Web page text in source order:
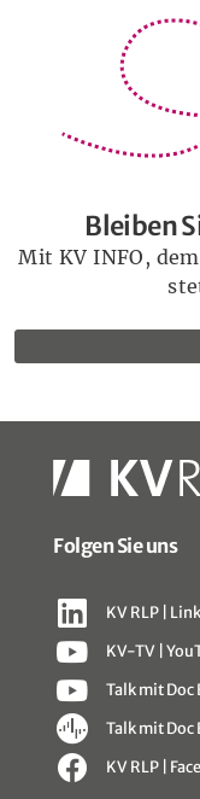
Bleiben
Mit KV INFO,
Folgen Sie uns
KV RLP |
KV-TV |
Talk mit Doc
Talk mit Doc
KV RLP |